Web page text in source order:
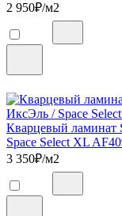
2 950₽/м2
Кварцевый ламинат
Space Select XL
3 350₽/м2